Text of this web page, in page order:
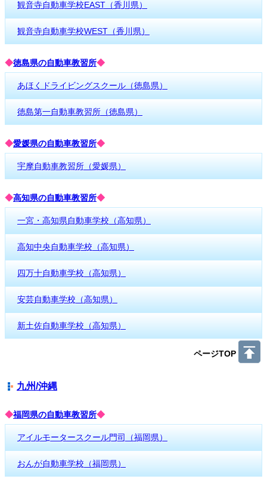
観音寺自動車学校EAST（香川県）
観音寺自動車学校WEST（香川県）
◆徳島県の自動車教習所◆
あほくドライビングスクール（徳島県）
徳島第一自動車教習所（徳島県）
◆愛媛県の自動車教習所◆
宇摩自動車教習所（愛媛県）
◆高知県の自動車教習所◆
一宮・高知県自動車学校（高知県）
高知中央自動車学校（高知県）
四万十自動車学校（高知県）
安芸自動車学校（高知県）
新土佐自動車学校（高知県）
ページTOP
九州/沖縄
◆福岡県の自動車教習所◆
アイルモータースクール門司（福岡県）
おんが自動車学校（福岡県）